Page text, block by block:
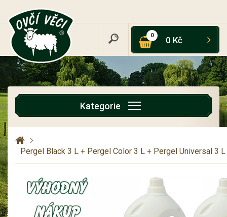
0 0 Kč
Kategorie
Pergel Black 3 L + Pergel Color 3 L + Pergel Universal 3